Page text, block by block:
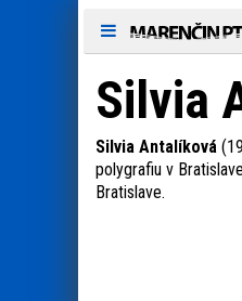
Silvia
Silvia Antalíková
polygrafiu v
Bratislave.